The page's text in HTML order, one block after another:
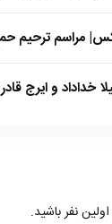
مراسم ترحیم
خداداد و ایرج
نفر باشید.